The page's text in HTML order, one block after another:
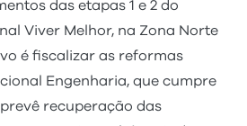
das etapas 1 e 2 do
Viver Melhor, na Zona Norte
é fiscalizar as reformas
Engenharia, que cumpre
recuperação das